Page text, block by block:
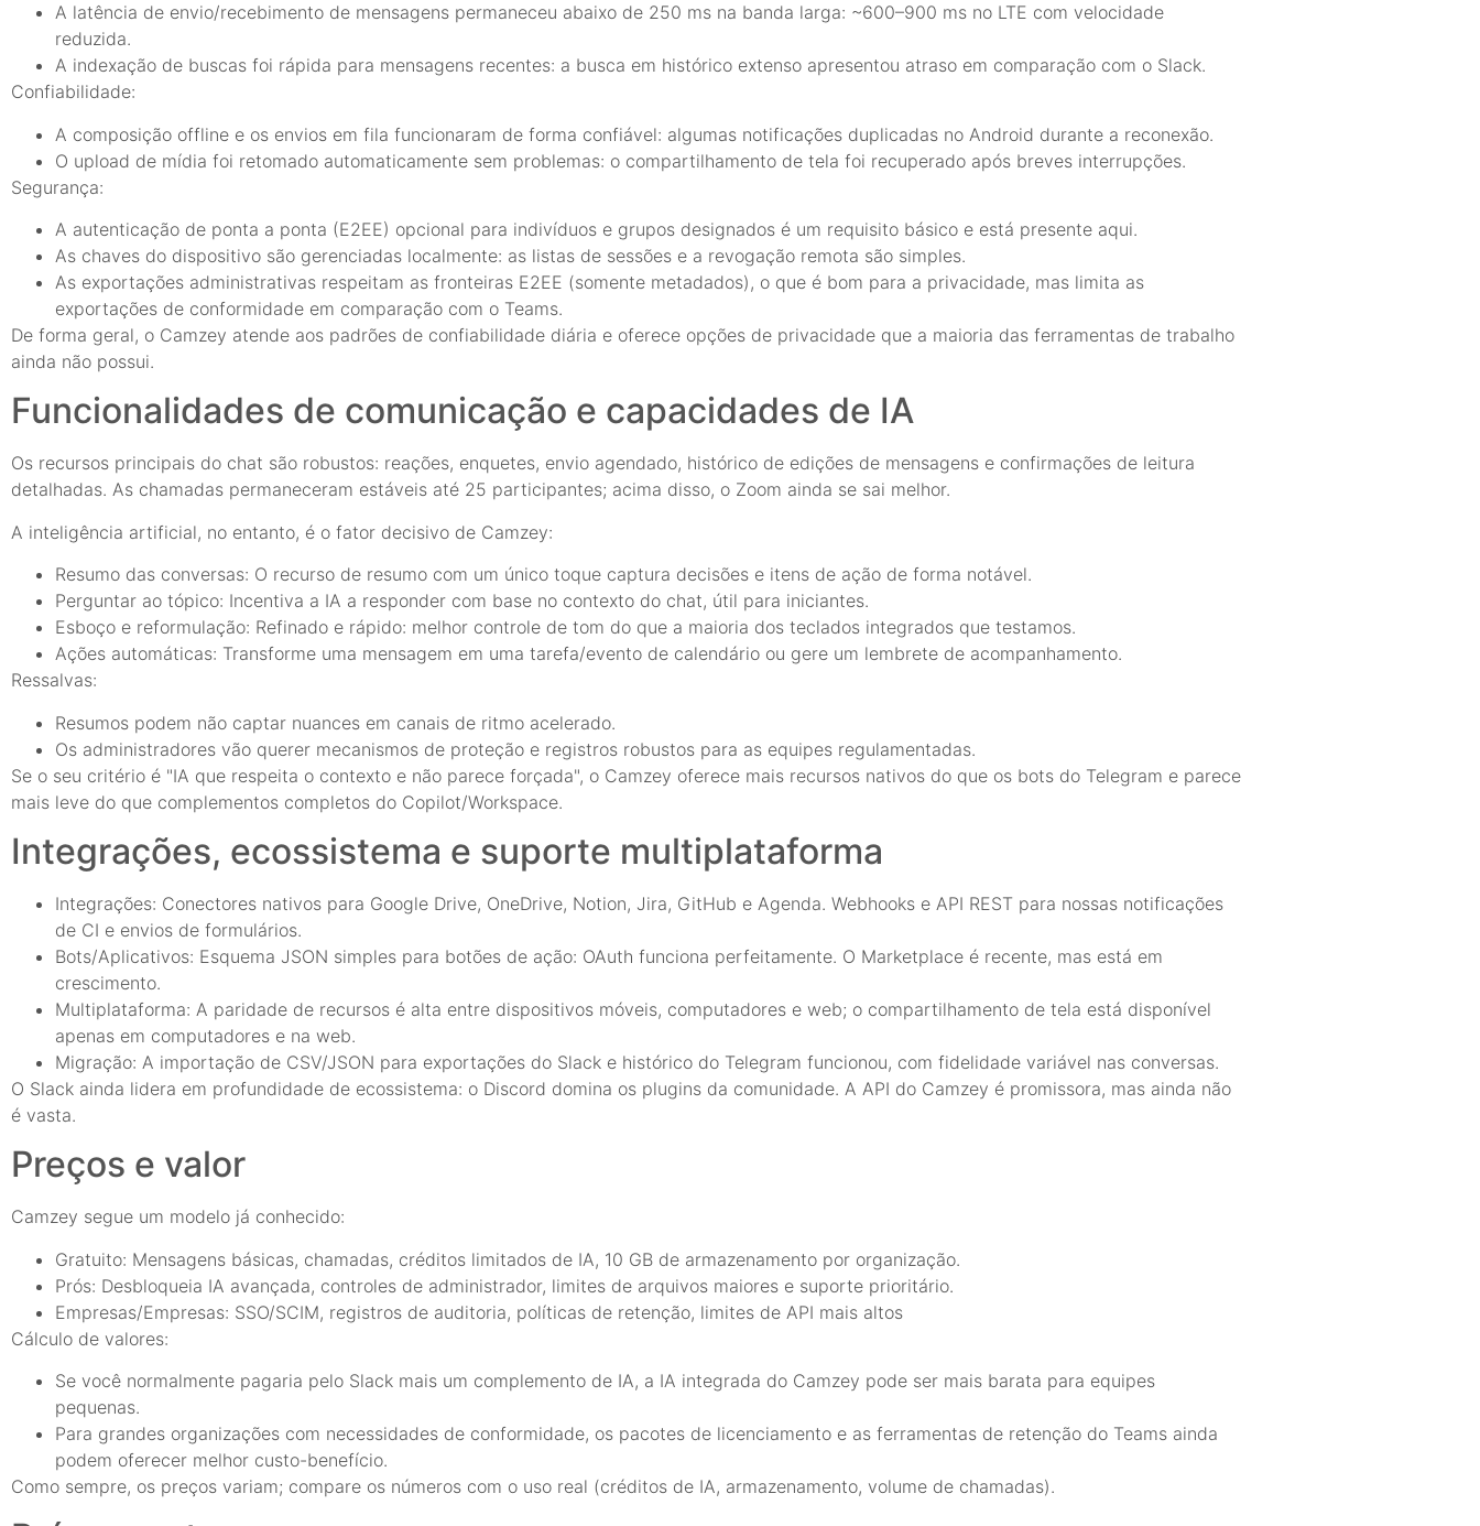
A latência de envio/recebimento de mensagens permaneceu abaixo de 250 ms na banda larga: ~600–900 ms no LTE com velocidade
reduzida.
A indexação de buscas foi rápida para mensagens recentes: a busca em histórico extenso apresentou atraso em comparação com o Slack.
Confiabilidade:
A composição offline e os envios em fila funcionaram de forma confiável: algumas notificações duplicadas no Android durante a reconexão.
O upload de mídia foi retomado automaticamente sem problemas: o compartilhamento de tela foi recuperado após breves interrupções.
Segurança:
A autenticação de ponta a ponta (E2EE) opcional para indivíduos e grupos designados é um requisito básico e está presente aqui.
As chaves do dispositivo são gerenciadas localmente: as listas de sessões e a revogação remota são simples.
As exportações administrativas respeitam as fronteiras E2EE (somente metadados), o que é bom para a privacidade, mas limita as
exportações de conformidade em comparação com o Teams.
De forma geral, o Camzey atende aos padrões de confiabilidade diária e oferece opções de privacidade que a maioria das ferramentas de trabalho
ainda não possui.
Funcionalidades de comunicação e capacidades de IA
Os recursos principais do chat são robustos: reações, enquetes, envio agendado, histórico de edições de mensagens e confirmações de leitura
detalhadas. As chamadas permaneceram estáveis até 25 participantes; acima disso, o Zoom ainda se sai melhor.
A inteligência artificial, no entanto, é o fator decisivo de Camzey:
Resumo das conversas: O recurso de resumo com um único toque captura decisões e itens de ação de forma notável.
Perguntar ao tópico: Incentiva a IA a responder com base no contexto do chat, útil para iniciantes.
Esboço e reformulação: Refinado e rápido: melhor controle de tom do que a maioria dos teclados integrados que testamos.
Ações automáticas: Transforme uma mensagem em uma tarefa/evento de calendário ou gere um lembrete de acompanhamento.
Ressalvas:
Resumos podem não captar nuances em canais de ritmo acelerado.
Os administradores vão querer mecanismos de proteção e registros robustos para as equipes regulamentadas.
Se o seu critério é "IA que respeita o contexto e não parece forçada", o Camzey oferece mais recursos nativos do que os bots do Telegram e parece
mais leve do que complementos completos do Copilot/Workspace.
Integrações, ecossistema e suporte multiplataforma
Integrações: Conectores nativos para Google Drive, OneDrive, Notion, Jira, GitHub e Agenda. Webhooks e API REST para nossas notificações
de CI e envios de formulários.
Bots/Aplicativos: Esquema JSON simples para botões de ação: OAuth funciona perfeitamente. O Marketplace é recente, mas está em
crescimento.
Multiplataforma: A paridade de recursos é alta entre dispositivos móveis, computadores e web; o compartilhamento de tela está disponível
apenas em computadores e na web.
Migração: A importação de CSV/JSON para exportações do Slack e histórico do Telegram funcionou, com fidelidade variável nas conversas.
O Slack ainda lidera em profundidade de ecossistema: o Discord domina os plugins da comunidade. A API do Camzey é promissora, mas ainda não
é vasta.
Preços e valor
Camzey segue um modelo já conhecido:
Gratuito: Mensagens básicas, chamadas, créditos limitados de IA, 10 GB de armazenamento por organização.
Prós: Desbloqueia IA avançada, controles de administrador, limites de arquivos maiores e suporte prioritário.
Empresas/Empresas: SSO/SCIM, registros de auditoria, políticas de retenção, limites de API mais altos
Cálculo de valores:
Se você normalmente pagaria pelo Slack mais um complemento de IA, a IA integrada do Camzey pode ser mais barata para equipes
pequenas.
Para grandes organizações com necessidades de conformidade, os pacotes de licenciamento e as ferramentas de retenção do Teams ainda
podem oferecer melhor custo-benefício.
Como sempre, os preços variam; compare os números com o uso real (créditos de IA, armazenamento, volume de chamadas).